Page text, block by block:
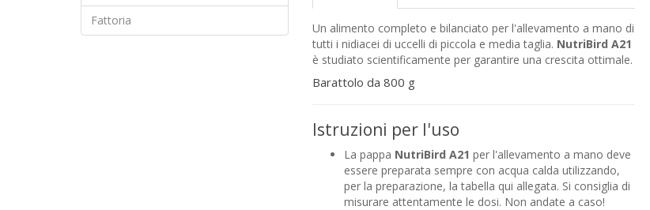
Fattoria
Un alimento completo e bilanciato per l'allevamento a mano di
tutti i nidiacei di uccelli di piccola e media taglia. NutriBird A21
è studiato scientificamente per garantire una crescita ottimale.
Barattolo da 800 g
Istruzioni per l'uso
La pappa NutriBird A21 per l'allevamento a mano deve
essere preparata sempre con acqua calda utilizzando,
per la preparazione, la tabella qui allegata. Si consiglia di
misurare attentamente le dosi. Non andate a caso!